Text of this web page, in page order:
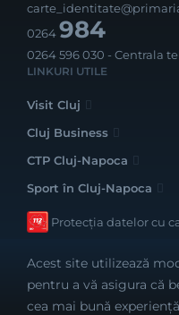
0264984
0264 596 030 - Centrala
LINKURI UTILE
Visit Cluj
Cluj Business
CTP Cluj-Napoca
Sport în Cluj-Napoca
Protecția datelor cu
Acest site utilizează
pentru a vă asigura că
cea mai bună